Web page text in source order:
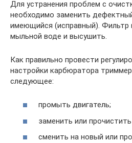
Для устранения проблем с
необходимо заменить
имеющийся (исправный). Фильтр
мыльной воде и высушить.
Как правильно провести
настройки карбюратора
следующее:
промыть двигатель;
заменить или
сменить на новый или